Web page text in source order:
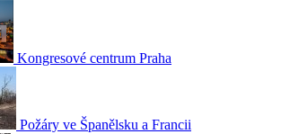
Kongresové centrum Praha
Požáry ve Španělsku a Francii